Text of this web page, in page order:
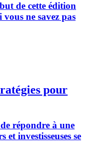
de cette édition
ne savez pas
pour
répondre à une
et investisseuses se